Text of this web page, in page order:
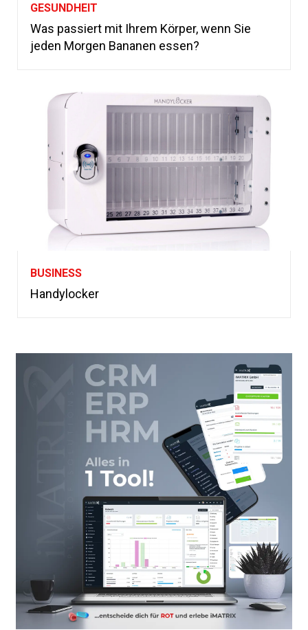
GESUNDHEIT
Was passiert mit Ihrem Körper, wenn Sie
jeden Morgen Bananen essen?
BUSINESS
Handylocker